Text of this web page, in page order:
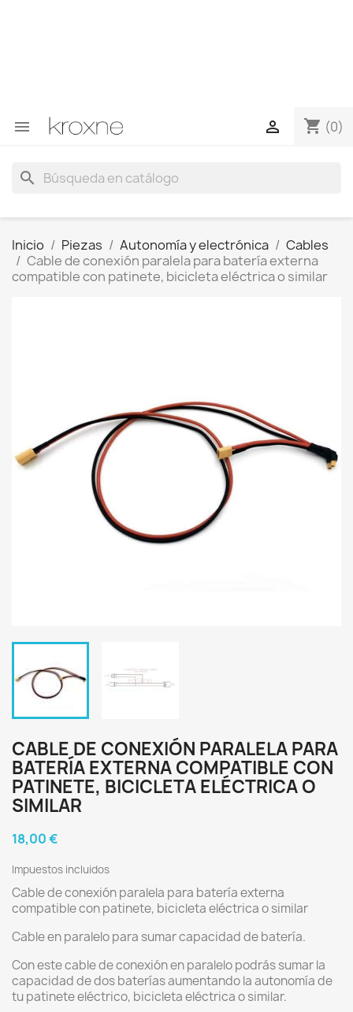
 shopping_cart (0)

search
Inicio Piezas Autonomía y electrónica
Cables
Cable de conexión paralela para batería externa
compatible con patinete, bicicleta eléctrica o similar
CABLE DE CONEXIÓN PARALELA PARA
BATERÍA EXTERNA COMPATIBLE CON
PATINETE, BICICLETA ELÉCTRICA O
SIMILAR
18,00 €
Impuestos incluidos
Cable de conexión paralela para batería externa
compatible con patinete, bicicleta eléctrica o similar
Cable en paralelo para sumar capacidad de batería.
Con este cable de conexión en paralelo podrás sumar la
capacidad de dos baterías aumentando la autonomía de
tu patinete eléctrico, bicicleta eléctrica o similar.